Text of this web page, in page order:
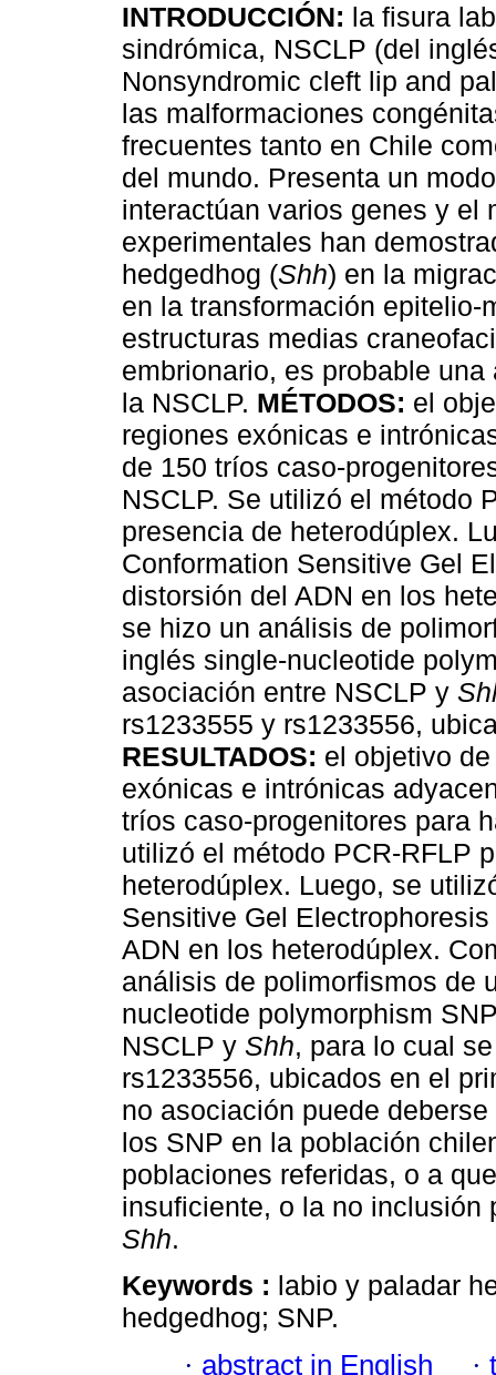
INTRODUCCIÓN: la fisura
sindrómica, NSCLP (del
Nonsyndromic cleft lip and
las malformaciones
frecuentes tanto en Chile
del mundo. Presenta un
interactúan varios genes y el
experimentales han
hedgedhog (Shh) en la
en la transformación
estructuras medias
embrionario, es probable
la NSCLP. MÉTODOS: el
regiones exónicas e
de 150 tríos caso-
NSCLP. Se utilizó el método
presencia de heterodúplex.
Conformation Sensitive Gel
distorsión del ADN en los
se hizo un análisis de
inglés single-nucleotide
asociación entre NSCLP y
rs1233555 y rs1233556,
RESULTADOS: el objetivo
exónicas e intrónicas
tríos caso-progenitores para
utilizó el método PCR-RFLP
heterodúplex. Luego, se
Sensitive Gel
ADN en los heterodúplex.
análisis de polimorfismos de
nucleotide polymorphism
NSCLP y Shh, para lo cual
rs1233556, ubicados en el
no asociación puede
los SNP en la población
poblaciones referidas, o a
insuficiente, o la no inclusión
Shh.
Keywords : labio y paladar
hedgedhog; SNP.
· abstract in English ·